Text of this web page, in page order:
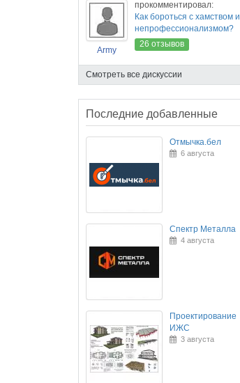
Army
прокомментировал:
Как бороться с хамством и
непрофессионализмом?
26 отзывов
Смотреть все дискуссии
Последние добавленные
Отмычка.бел
6 августа
Спектр Металла
4 августа
Проектирование
ИЖС
3 августа